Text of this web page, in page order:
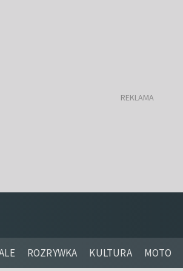
ROZRYWKA KULTURA MOTO